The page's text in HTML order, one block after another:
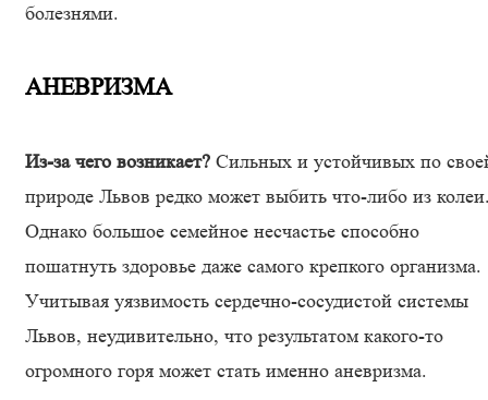
болезнями.
АНЕВРИЗМА
Из-за чего возникает? Сильных и устойчивых по
природе Львов редко может выбить что-либо из
Однако большое семейное несчастье способно
пошатнуть здоровье даже самого крепкого организма.
Учитывая уязвимость сердечно-сосудистой системы
Львов, неудивительно, что результатом какого-то
огромного горя может стать именно аневризма.